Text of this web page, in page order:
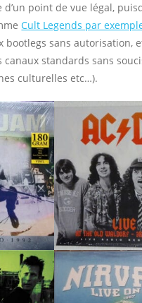
d’un point de vue légal,
Cult Legends par
bootlegs sans autorisation,
standards sans
culturelles etc…).